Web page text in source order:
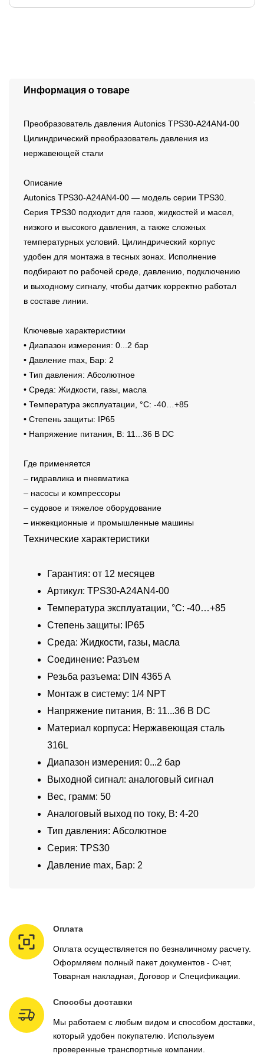
Информация о товаре
Преобразователь давления Autonics TPS30-A24AN4-00
Цилиндрический преобразователь давления из
нержавеющей стали
Описание
Autonics TPS30-A24AN4-00 — модель серии TPS30.
Серия TPS30 подходит для газов, жидкостей и масел,
низкого и высокого давления, а также сложных
температурных условий. Цилиндрический корпус
удобен для монтажа в тесных зонах. Исполнение
подбирают по рабочей среде, давлению, подключению
и выходному сигналу, чтобы датчик корректно работал
в составе линии.
Ключевые характеристики
• Диапазон измерения: 0...2 бар
• Давление max, Бар: 2
• Тип давления: Абсолютное
• Среда: Жидкости, газы, масла
• Температура эксплуатации, °C: -40…+85
• Степень защиты: IP65
• Напряжение питания, В: 11...36 В DC
Где применяется
– гидравлика и пневматика
– насосы и компрессоры
– судовое и тяжелое оборудование
– инжекционные и промышленные машины
Технические характеристики
Гарантия: от 12 месяцев
Артикул: TPS30-A24AN4-00
Температура эксплуатации, °C: -40…+85
Степень защиты: IP65
Среда: Жидкости, газы, масла
Соединение: Разъем
Резьба разъема: DIN 4365 A
Монтаж в систему: 1/4 NPT
Напряжение питания, В: 11...36 В DC
Материал корпуса: Нержавеющая сталь
316L
Диапазон измерения: 0...2 бар
Выходной сигнал: аналоговый сигнал
Вес, грамм: 50
Аналоговый выход по току, В: 4-20
Тип давления: Абсолютное
Серия: TPS30
Давление max, Бар: 2
Оплата
Оплата осуществляется по безналичному расчету.
Оформляем полный пакет документов - Счет,
Товарная накладная, Договор и Спецификации.
Способы доставки
Мы работаем с любым видом и способом доставки,
который удобен покупателю. Используем
проверенные транспортные компании.